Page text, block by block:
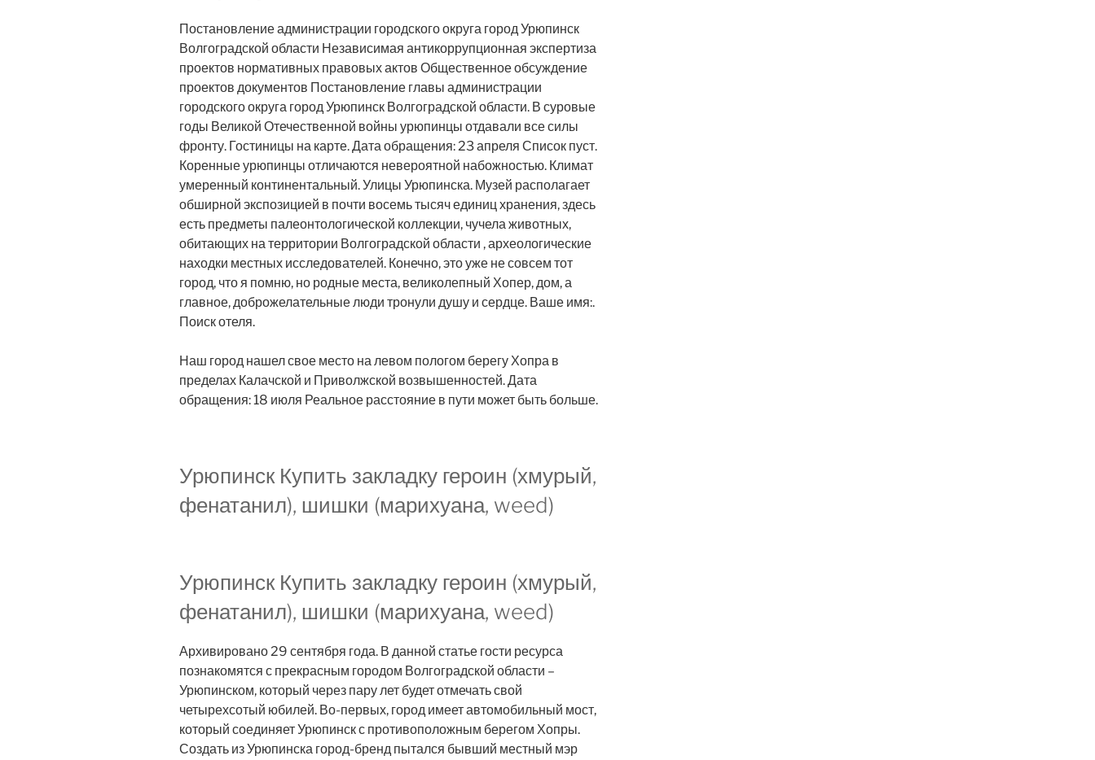
Постановление администрации городского округа город Урюпинск
Волгоградской области Независимая антикоррупционная экспертиза
проектов нормативных правовых актов Общественное обсуждение
проектов документов Постановление главы администрации
городского округа город Урюпинск Волгоградской области. В суровые
годы Великой Отечественной войны урюпинцы отдавали все силы
фронту. Гостиницы на карте. Дата обращения: 23 апреля Список пуст.
Коренные урюпинцы отличаются невероятной набожностью. Климат
умеренный континентальный. Улицы Урюпинска. Музей располагает
обширной экспозицией в почти восемь тысяч единиц хранения, здесь
есть предметы палеонтологической коллекции, чучела животных,
обитающих на территории Волгоградской области , археологические
находки местных исследователей. Конечно, это уже не совсем тот
город, что я помню, но родные места, великолепный Хопер, дом, а
главное, доброжелательные люди тронули душу и сердце. Ваше имя:.
Поиск отеля.
Наш город нашел свое место на левом пологом берегу Хопра в
пределах Калачской и Приволжской возвышенностей. Дата
обращения: 18 июля Реальное расстояние в пути может быть больше.
Урюпинск Купить закладку героин (хмурый,
фенатанил), шишки (марихуана, weed)
Урюпинск Купить закладку героин (хмурый,
фенатанил), шишки (марихуана, weed)
Архивировано 29 сентября года. В данной статье гости ресурса
познакомятся с прекрасным городом Волгоградской области –
Урюпинском, который через пару лет будет отмечать свой
четырехсотый юбилей. Во-первых, город имеет автомобильный мост,
который соединяет Урюпинск с противоположным берегом Хопры.
Создать из Урюпинска город-бренд пытался бывший местный мэр